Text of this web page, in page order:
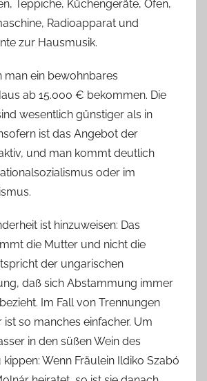
Teppiche, Küchengeräte, Öfen,
Radioapparat und
zur Hausmusik.
man ein bewohnbares
ab 15.000 € bekommen. Die
wesentlich günstiger als in
ist das Angebot der
und man kommt deutlich
oder im
ist hinzuweisen: Das
die Mutter und nicht die
der ungarischen
daß sich Abstammung immer
Im Fall von Trennungen
so manches einfacher. Um
in den süßen Wein des
kippen: Wenn Fräulein Ildiko Szabó